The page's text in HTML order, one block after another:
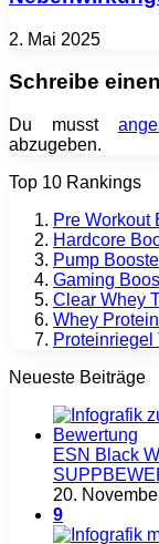
2. Mai 2025
Schreibe
Du musst
abzugeben.
Top 10 Rankings
Pre Workout
Hardcore
Pump
Gaming
Clear Whey
Whey
Proteinriegel
Neueste Beiträge
ESN Black
20.
9